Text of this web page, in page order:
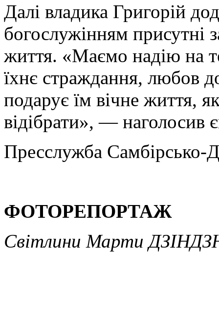
Далі владика Григорій
богослужінням присутні
життя. «Маємо надію на
їхнє страждання, любов
подарує їм вічне життя,
відібрати», — наголосив
Пресслужба Самбірсько-
ФОТОРЕПОРТАЖ
Світлини Марти